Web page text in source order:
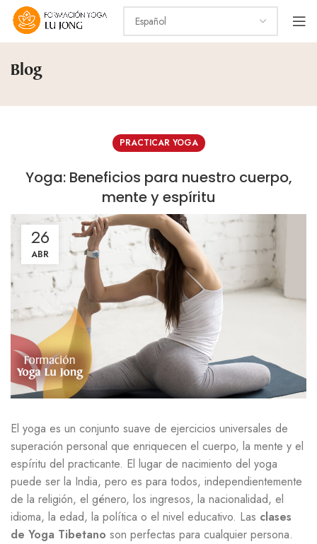
Blog
PRACTICAR YOGA
Yoga: Beneficios para nuestro cuerpo,
mente y espíritu
26
ABR
El yoga es un conjunto suave de ejercicios universales de
superación personal que enriquecen el cuerpo, la mente y el
espíritu del practicante. El lugar de nacimiento del yoga
puede ser la India, pero es para todos, independientemente
de la religión, el género, los ingresos, la nacionalidad, el
idioma, la edad, la política o el nivel educativo. Las clases
de Yoga Tibetano son perfectas para cualquier persona.